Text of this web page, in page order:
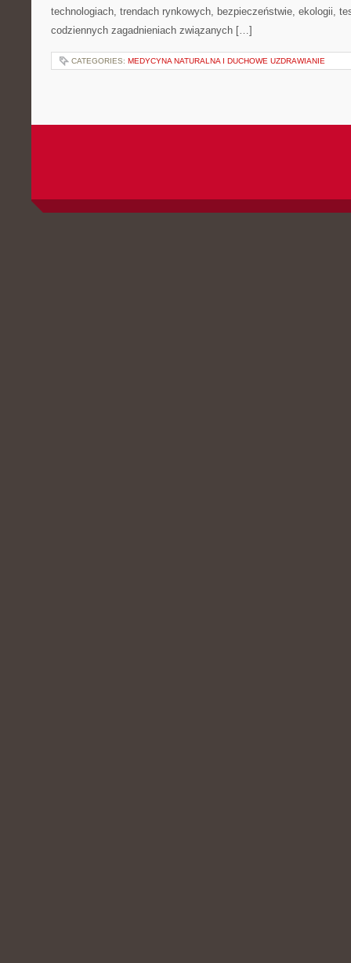
technologiach, trendach rynkowych, bezpieczeństwie, ekologii,
codziennych zagadnieniach związanych […]
CATEGORIES: MEDYCYNA NATURALNA I DUCHOWE UZDRAWIANIE